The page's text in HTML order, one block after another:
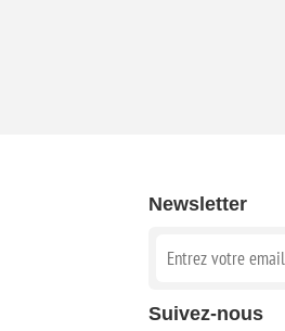
Newsletter
Suivez-nous